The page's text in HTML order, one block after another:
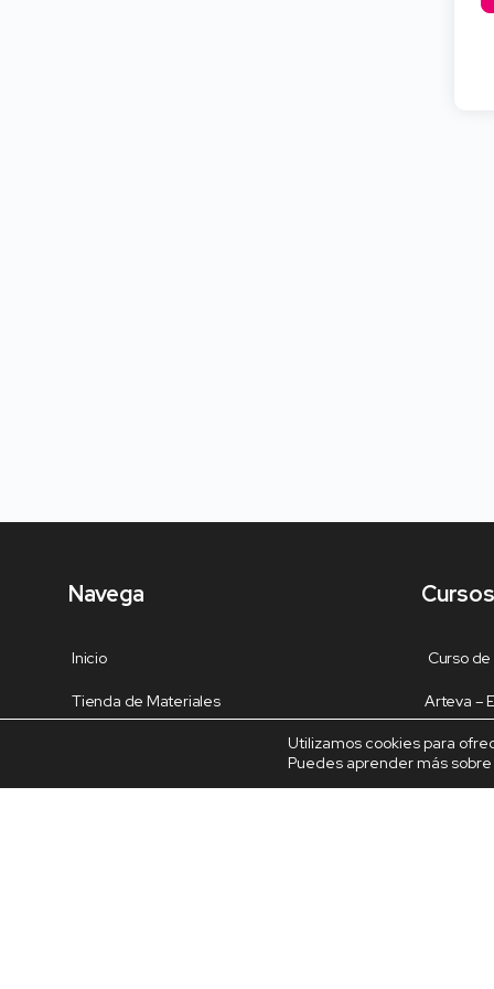
Navega
Inicio
Tienda de Materiales
Contacto
Curso
Arteva –
Dragón
Utilizamos cookies para
Puedes aprender más